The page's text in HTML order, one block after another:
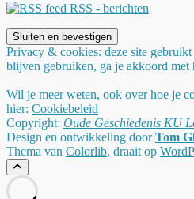
RSS - berichten
Privacy & cookies: deze site
blijven gebruiken, ga je akkoord met
Wil je meer weten, ook over hoe je
hier: Cookiebeleid
Copyright: Oude Geschiedenis KU
Design en ontwikkeling doorTom
Thema van Colorlib, draait op